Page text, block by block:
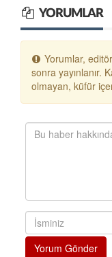
YORUMLAR
Yorumlar,
sonra yayınlanır.
olmayan, küfür
Yorum Gönder